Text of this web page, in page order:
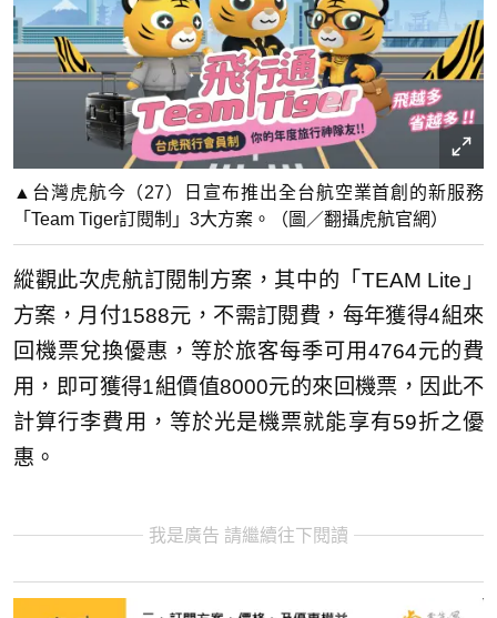
▲台灣虎航今（27）日宣布推出全台航空業首創的新服務
「Team Tiger訂閱制」3大方案。（圖／翻攝虎航官網）
縱觀此次虎航訂閱制方案，其中的「TEAM Lite」
方案，月付1588元，不需訂閱費，每年獲得4組來
回機票兌換優惠，等於旅客每季可用4764元的費
用，即可獲得1組價值8000元的來回機票，因此不
計算行李費用，等於光是機票就能享有59折之優
惠。
我是廣告 請繼續往下閱讀